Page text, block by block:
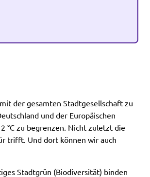
der gesamten Stadtgesellschaft zu
und der Europäischen
°C zu begrenzen. Nicht zuletzt die
trifft. Und dort können wir auch
Stadtgrün (Biodiversität) binden